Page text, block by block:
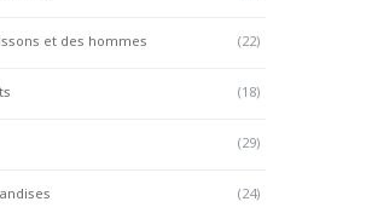
et des hommes (22)
(18)
(29)
(24)